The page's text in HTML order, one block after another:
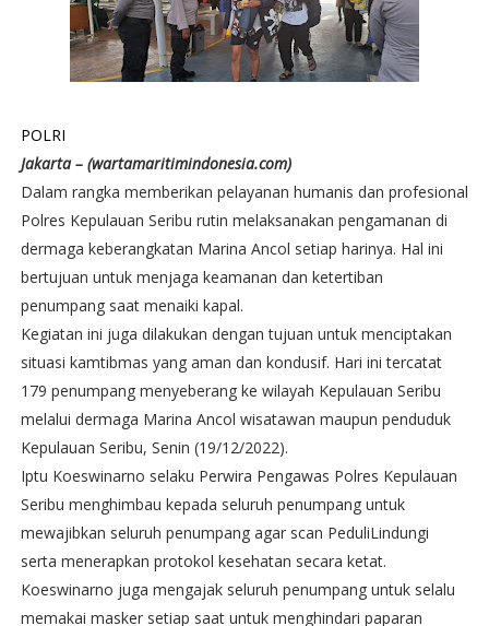
POLRI
Jakarta – (wartamaritimindonesia.com)
Dalam rangka memberikan pelayanan humanis dan profesional
Polres Kepulauan Seribu rutin melaksanakan pengamanan di
dermaga keberangkatan Marina Ancol setiap harinya. Hal ini
bertujuan untuk menjaga keamanan dan ketertiban
penumpang saat menaiki kapal.
Kegiatan ini juga dilakukan dengan tujuan untuk menciptakan
situasi kamtibmas yang aman dan kondusif. Hari ini tercatat
179 penumpang menyeberang ke wilayah Kepulauan Seribu
melalui dermaga Marina Ancol wisatawan maupun penduduk
Kepulauan Seribu, Senin (19/12/2022).
Iptu Koeswinarno selaku Perwira Pengawas Polres Kepulauan
Seribu menghimbau kepada seluruh penumpang untuk
mewajibkan seluruh penumpang agar scan PeduliLindungi
serta menerapkan protokol kesehatan secara ketat.
Koeswinarno juga mengajak seluruh penumpang untuk selalu
memakai masker setiap saat untuk menghindari paparan